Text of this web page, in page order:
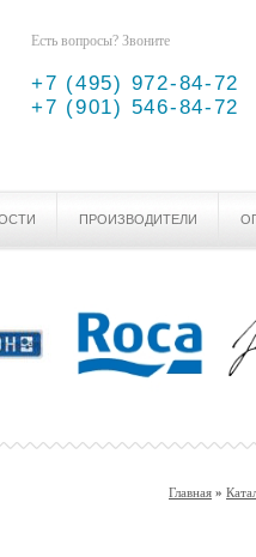
Есть вопросы? Звоните
+7 (495) 972-84-72
+7 (901) 546-84-72
ПРОИЗВОДИТЕЛИ
Главная »